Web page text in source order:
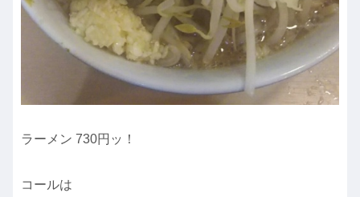
ラーメン 730円ッ！
コールは